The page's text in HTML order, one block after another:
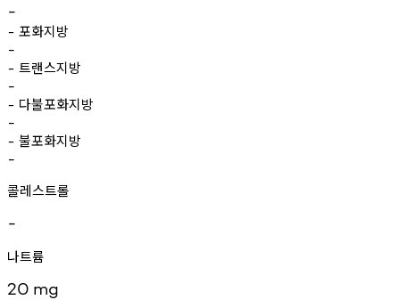
-
- 포화지방
-
- 트랜스지방
-
- 다불포화지방
-
- 불포화지방
-
콜레스트롤
-
나트륨
20 mg